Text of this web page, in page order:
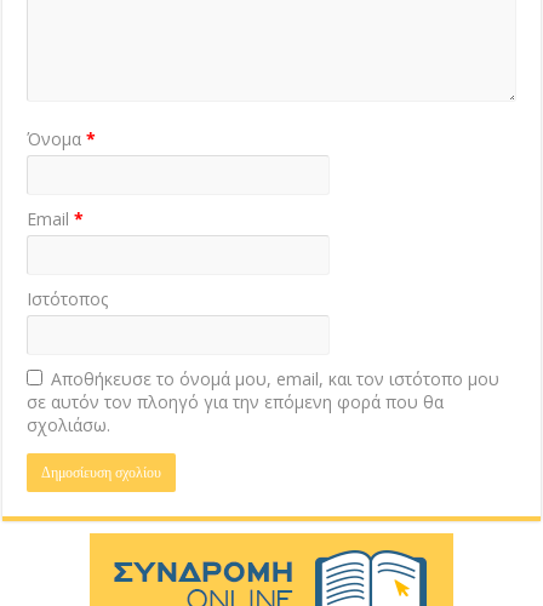
Όνομα*
Email*
Ιστότοπος
Αποθήκευσε το όνομά μου, email, και τον ιστότοπο μου
σε αυτόν τον πλοηγό για την επόμενη φορά που θα
σχολιάσω.